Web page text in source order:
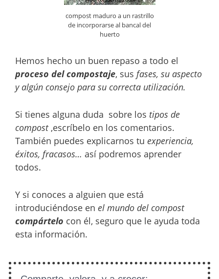
compost maduro a un rastrillo
de incorporarse al bancal del
huerto
Hemos hecho un buen repaso a todo el
proceso del compostaje, sus fases, su aspecto
y algún consejo para su correcta utilización.
Si tienes alguna duda sobre los tipos de
compost,escríbelo en los comentarios.
También puedes explicarnos tu experiencia,
éxitos, fracasos… así podremos aprender
todos.
Y si conoces a alguien que está
introduciéndose en el mundo del compost
compártelo con él, seguro que le ayuda toda
esta información.